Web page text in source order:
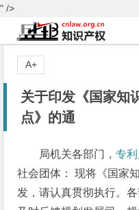
" />
关于印发《国家知
点》的通
局机关各部门，专利
社会团体： 现将《国家
发，请认真贯彻执行。
A+